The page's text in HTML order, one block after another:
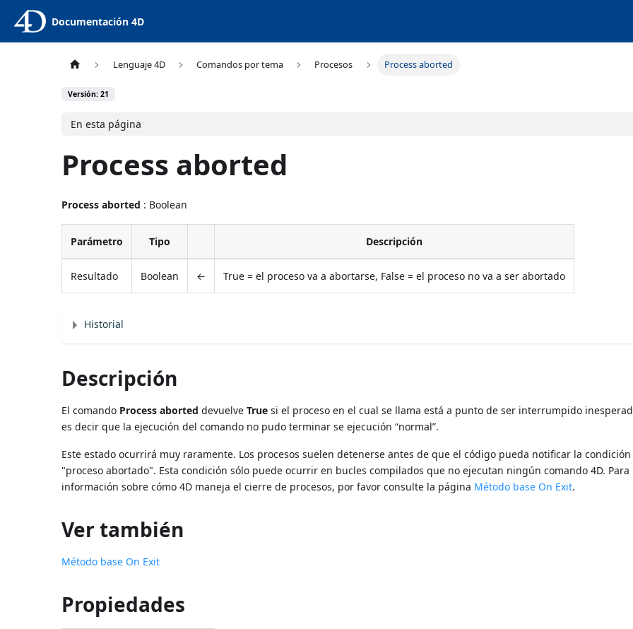
Documentación 4D
Lenguaje 4D Comandos por tema Procesos Process aborted
Versión: 21
En esta página
Process aborted
Process aborted : Boolean
Parámetro Tipo Descripción
Resultado Boolean ← True = el proceso va a abortarse, False = el proceso no va a ser abortado
Historial
Descripción
El comando Process aborted devuelveTrue si el proceso en el cual se llama está a punto de ser interrumpido
es decir que la ejecución del comando no pudo terminar se ejecución “normal”.
Este estado ocurrirá muy raramente. Los procesos suelen detenerse antes de que el código pueda notificar la
"proceso abortado". Esta condición sólo puede ocurrir en bucles compilados que no ejecutan ningún comando 4D. Para
información sobre cómo 4D maneja el cierre de procesos, por favor consulte la página Método base On Exit.
Ver también
Método base On Exit
Propiedades